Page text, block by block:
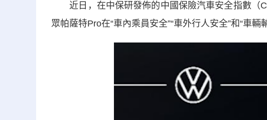
近日，在中保研發佈的中國保險汽車安全指數（
眾帕薩特Pro在“車內乘員安全”“車外行人安全”和“車